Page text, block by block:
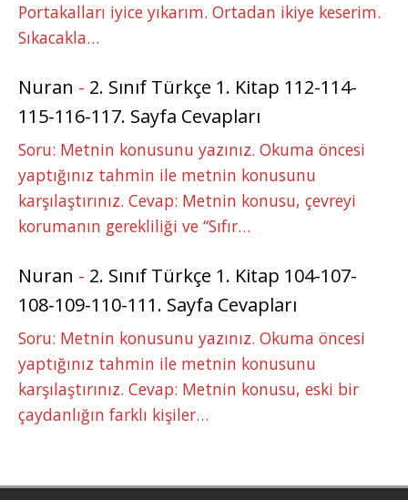
Portakalları iyice yıkarım. Ortadan ikiye keserim.
Sıkacakla…
Nuran - 2. Sınıf Türkçe 1. Kitap 112-114-
115-116-117. Sayfa Cevapları
Soru: Metnin konusunu yazınız. Okuma öncesi
yaptığınız tahmin ile metnin konusunu
karşılaştırınız. Cevap: Metnin konusu, çevreyi
korumanın gerekliliği ve “Sıfır…
Nuran - 2. Sınıf Türkçe 1. Kitap 104-107-
108-109-110-111. Sayfa Cevapları
Soru: Metnin konusunu yazınız. Okuma öncesi
yaptığınız tahmin ile metnin konusunu
karşılaştırınız. Cevap: Metnin konusu, eski bir
çaydanlığın farklı kişiler…